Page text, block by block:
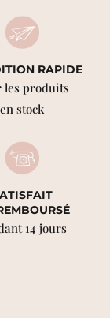
RAPIDE
les produits
en stock
14 jours